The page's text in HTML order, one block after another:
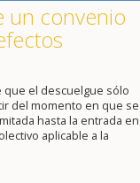
un convenio
que el descuelgue sólo
del momento en que se
hasta la entrada en
aplicable a la